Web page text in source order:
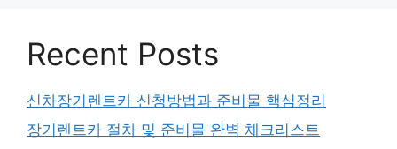
Recent Posts
신차장기렌트카 신청방법과 준비물 핵심정리
장기렌트카 절차 및 준비물 완벽 체크리스트